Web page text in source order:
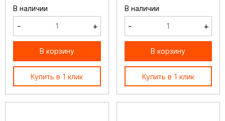
В наличии
- +
В корзину
Купить в 1 клик
В наличии
- +
В корзину
Купить в 1 клик